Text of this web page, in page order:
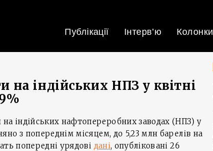
Публікації Інтерв’ю Колонки
на індійських НПЗ у квітні
індійських нафтопереробних заводах (НПЗ) у
з попереднім місяцем, до 5,23 млн барелів на
попередні урядові дані, опубліковані 26